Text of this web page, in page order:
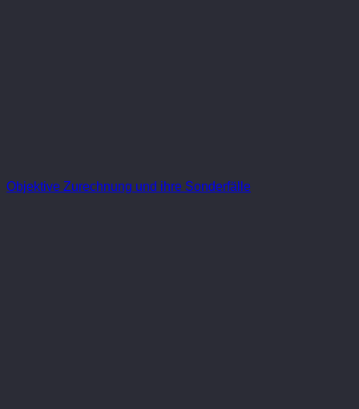
Objektive Zurechnung und ihre Sonderfälle